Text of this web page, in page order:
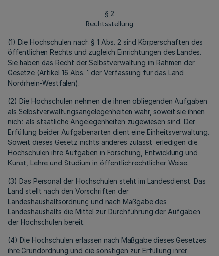
§ 2
Rechtsstellung
(1) Die Hochschulen nach § 1 Abs. 2 sind Körperschaften des
öffentlichen Rechts und zugleich Einrichtungen des Landes.
Sie haben das Recht der Selbstverwaltung im Rahmen der
Gesetze (Artikel 16 Abs. 1 der Verfassung für das Land
Nordrhein-Westfalen).
(2) Die Hochschulen nehmen die ihnen obliegenden Aufgaben
als Selbstverwaltungsangelegenheiten wahr, soweit sie ihnen
nicht als staatliche Angelegenheiten zugewiesen sind. Der
Erfüllung beider Aufgabenarten dient eine Einheitsverwaltung.
Soweit dieses Gesetz nichts anderes zulässt, erledigen die
Hochschulen ihre Aufgaben in Forschung, Entwicklung und
Kunst, Lehre und Studium in öffentlichrechtlicher Weise.
(3) Das Personal der Hochschulen steht im Landesdienst. Das
Land stellt nach den Vorschriften der
Landeshaushaltsordnung und nach Maßgabe des
Landeshaushalts die Mittel zur Durchführung der Aufgaben
der Hochschulen bereit.
(4) Die Hochschulen erlassen nach Maßgabe dieses Gesetzes
ihre Grundordnung und die sonstigen zur Erfüllung ihrer